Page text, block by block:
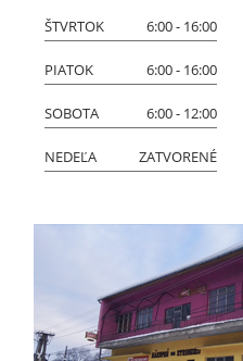
ŠTVRTOK 6:00 - 16:00
PIATOK 6:00 - 16:00
SOBOTA 6:00 - 12:00
NEDEĽA ZATVORENÉ